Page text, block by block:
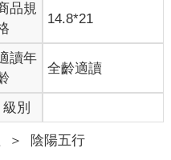
品規
14.8*21
讀年
全齡適讀
級別
＞ 陰陽五行